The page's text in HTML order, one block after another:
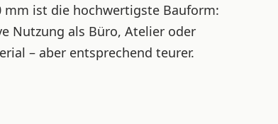
mm ist die hochwertigste Bauform:
Nutzung als Büro, Atelier oder
– aber entsprechend teurer.